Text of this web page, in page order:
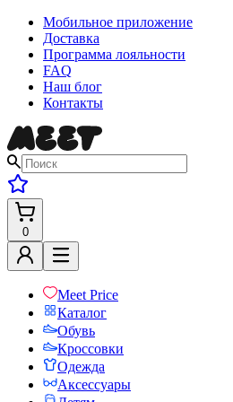
Мобильное приложение
Доставка
Программа лояльности
FAQ
Наш блог
Контакты
0
Meet Price
Каталог
Обувь
Кроссовки
Одежда
Аксессуары